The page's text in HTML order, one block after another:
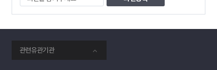
견
을
겨
주
세
요
관련유관기관